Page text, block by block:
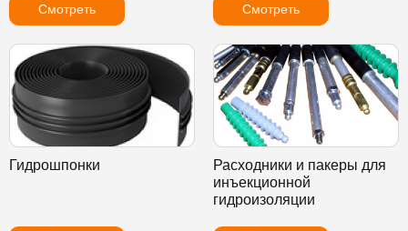
Смотреть Смотреть
Гидрошпонки
Расходники и пакеры для
инъекционной
гидроизоляции